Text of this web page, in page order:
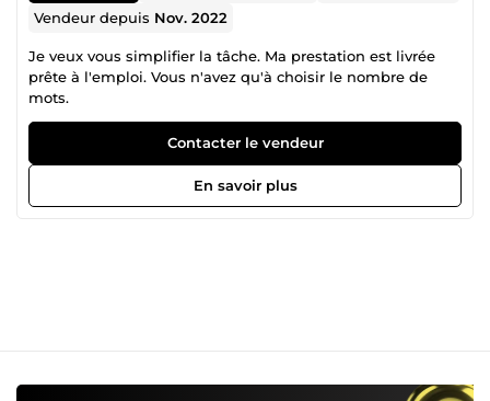
Vendeur depuis Nov. 2022
Je veux vous simplifier la tâche. Ma prestation est livrée
prête à l'emploi. Vous n'avez qu'à choisir le nombre de
mots.
Contacter le vendeur
En savoir plus